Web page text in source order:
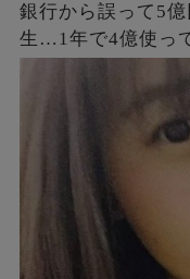
銀行から誤って5
生…1年で4億使っ